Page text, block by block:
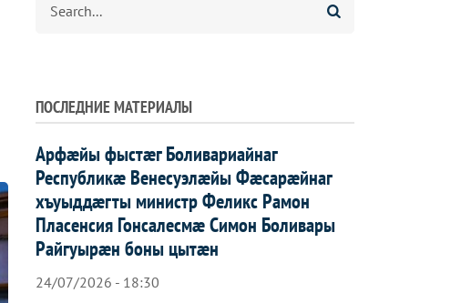
ПОСЛЕДНИЕ МАТЕРИАЛЫ
Арфæйы фыстæг Боливариайнаг
Республикæ Венесуэлæйы Фæсарæйнаг
хъуыддæгты министр Феликс Рамон
Пласенсия Гонсалесмæ Симон Боливары
Райгуырæн боны цытæн
24/07/2026 - 18:30